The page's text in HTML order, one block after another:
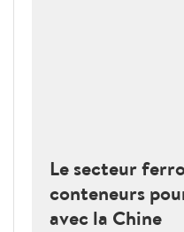
Le secteur
conteneurs
avec la Chine